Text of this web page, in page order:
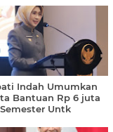
Indah Umumkan
Bantuan Rp 6 juta
Untk